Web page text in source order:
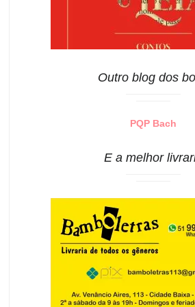
Outro blog dos
PQP Bach
E a melhor